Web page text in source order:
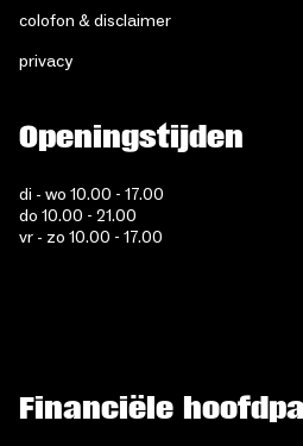
colofon & disclaimer
privacy
Openingstijden
di - wo 10.00 - 17.00
do 10.00 - 21.00
vr - zo 10.00 - 17.00
Financiële